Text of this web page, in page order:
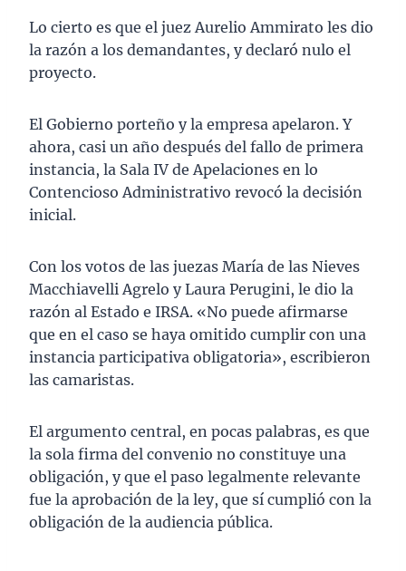
Lo cierto es que el juez Aurelio Ammirato les dio
la razón a los demandantes, y declaró nulo el
proyecto.
El Gobierno porteño y la empresa apelaron. Y
ahora, casi un año después del fallo de primera
instancia, la Sala IV de Apelaciones en lo
Contencioso Administrativo revocó la decisión
inicial.
Con los votos de las juezas María de las Nieves
Macchiavelli Agrelo y Laura Perugini, le dio la
razón al Estado e IRSA. «No puede afirmarse
que en el caso se haya omitido cumplir con una
instancia participativa obligatoria», escribieron
las camaristas.
El argumento central, en pocas palabras, es que
la sola firma del convenio no constituye una
obligación, y que el paso legalmente relevante
fue la aprobación de la ley, que sí cumplió con la
obligación de la audiencia pública.